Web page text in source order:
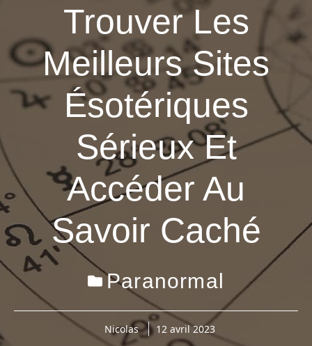
Trouver Les
Meilleurs Sites
Ésotériques
Sérieux Et
Accéder Au
Savoir Caché
Paranormal
Nicolas 12 avril 2023